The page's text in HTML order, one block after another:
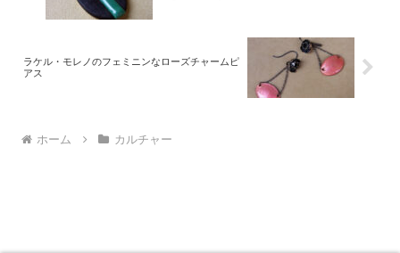
ラケル・モレノのフェミニンなローズチャームピ
アス
ホーム カルチャー